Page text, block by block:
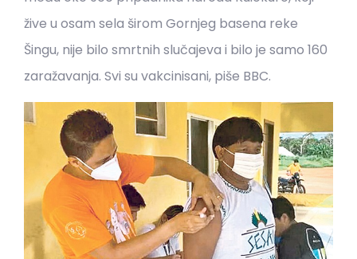
žive u osam sela širom Gornjeg basena reke
Šingu, nije bilo smrtnih slučajeva i bilo je samo 160
zaražavanja. Svi su vakcinisani, piše BBC.